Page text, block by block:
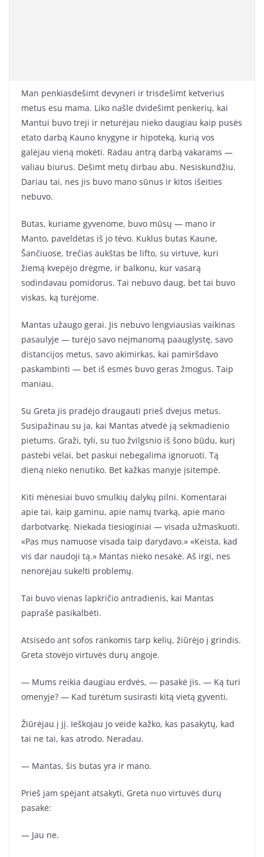
Man penkiasdešimt devyneri ir trisdešimt ketverius
metus esu mama. Liko našle dvidešimt penkerių, kai
Mantui buvo treji ir neturėjau nieko daugiau kaip pusės
etato darbą Kauno knygyne ir hipoteką, kurią vos
galėjau vieną mokėti. Radau antrą darbą vakarams —
valiau biurus. Dešimt metų dirbau abu. Nesiskundžiu.
Dariau tai, nes jis buvo mano sūnus ir kitos išeities
nebuvo.
Butas, kuriame gyvenome, buvo mūsų — mano ir
Manto, paveldėtas iš jo tėvo. Kuklus butas Kaune,
Šančiuose, trečias aukštas be lifto, su virtuve, kuri
žiemą kvepėjo drėgme, ir balkonu, kur vasarą
sodindavau pomidorus. Tai nebuvo daug, bet tai buvo
viskas, ką turėjome.
Mantas užaugo gerai. Jis nebuvo lengviausias vaikinas
pasaulyje — turėjo savo neįmanomą paauglystę, savo
distancijos metus, savo akimirkas, kai pamiršdavo
paskambinti — bet iš esmės buvo geras žmogus. Taip
maniau.
Su Greta jis pradėjo draugauti prieš dvejus metus.
Susipažinau su ja, kai Mantas atvedė ją sekmadienio
pietums. Graži, tyli, su tuo žvilgsnio iš šono būdu, kurį
pastebi vėlai, bet paskui nebegalima ignoruoti. Tą
dieną nieko nenutiko. Bet kažkas manyje įsitempė.
Kiti mėnesiai buvo smulkių dalykų pilni. Komentarai
apie tai, kaip gaminu, apie namų tvarką, apie mano
darbotvarkę. Niekada tiesioginiai — visada užmaskuoti.
«Pas mus namuose visada taip darydavo.» «Keista, kad
vis dar naudoji tą.» Mantas nieko nesakė. Aš irgi, nes
nenorėjau sukelti problemų.
Tai buvo vienas lapkričio antradienis, kai Mantas
paprašė pasikalbėti.
Atsisėdo ant sofos rankomis tarp kelių, žiūrėjo į grindis.
Greta stovėjo virtuvės durų angoje.
— Mums reikia daugiau erdvės, — pasakė jis. — Ką turi
omenyje? — Kad turėtum susirasti kitą vietą gyventi.
Žiūrėjau į jį. Ieškojau jo veide kažko, kas pasakytų, kad
tai ne tai, kas atrodo. Neradau.
— Mantas, šis butas yra ir mano.
Prieš jam spėjant atsakyti, Greta nuo virtuvės durų
pasakė:
— Jau ne.